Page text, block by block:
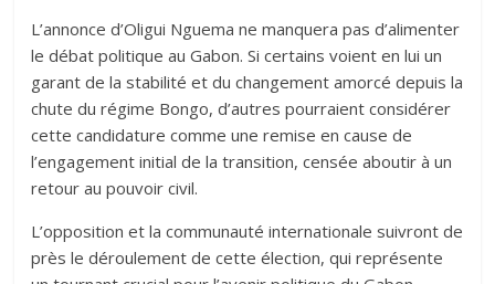
L’annonce d’Oligui Nguema ne manquera pas d’alimenter
le débat politique au Gabon. Si certains voient en lui un
garant de la stabilité et du changement amorcé depuis la
chute du régime Bongo, d’autres pourraient considérer
cette candidature comme une remise en cause de
l’engagement initial de la transition, censée aboutir à un
retour au pouvoir civil.
L’opposition et la communauté internationale suivront de
près le déroulement de cette élection, qui représente